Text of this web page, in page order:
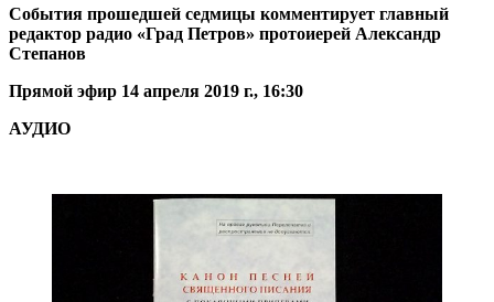
События прошедшей седмицы комментирует главный
редактор радио «Град Петров» протоиерей Александр
Степанов
Прямой эфир 14 апреля 2019 г., 16:30
АУДИО